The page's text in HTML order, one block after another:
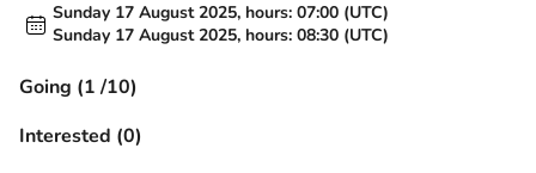
Sunday 17 August 2025, hours: 07:00 (UTC)
Sunday 17 August 2025, hours: 08:30 (UTC)
Going (1 /10)
Interested (0)